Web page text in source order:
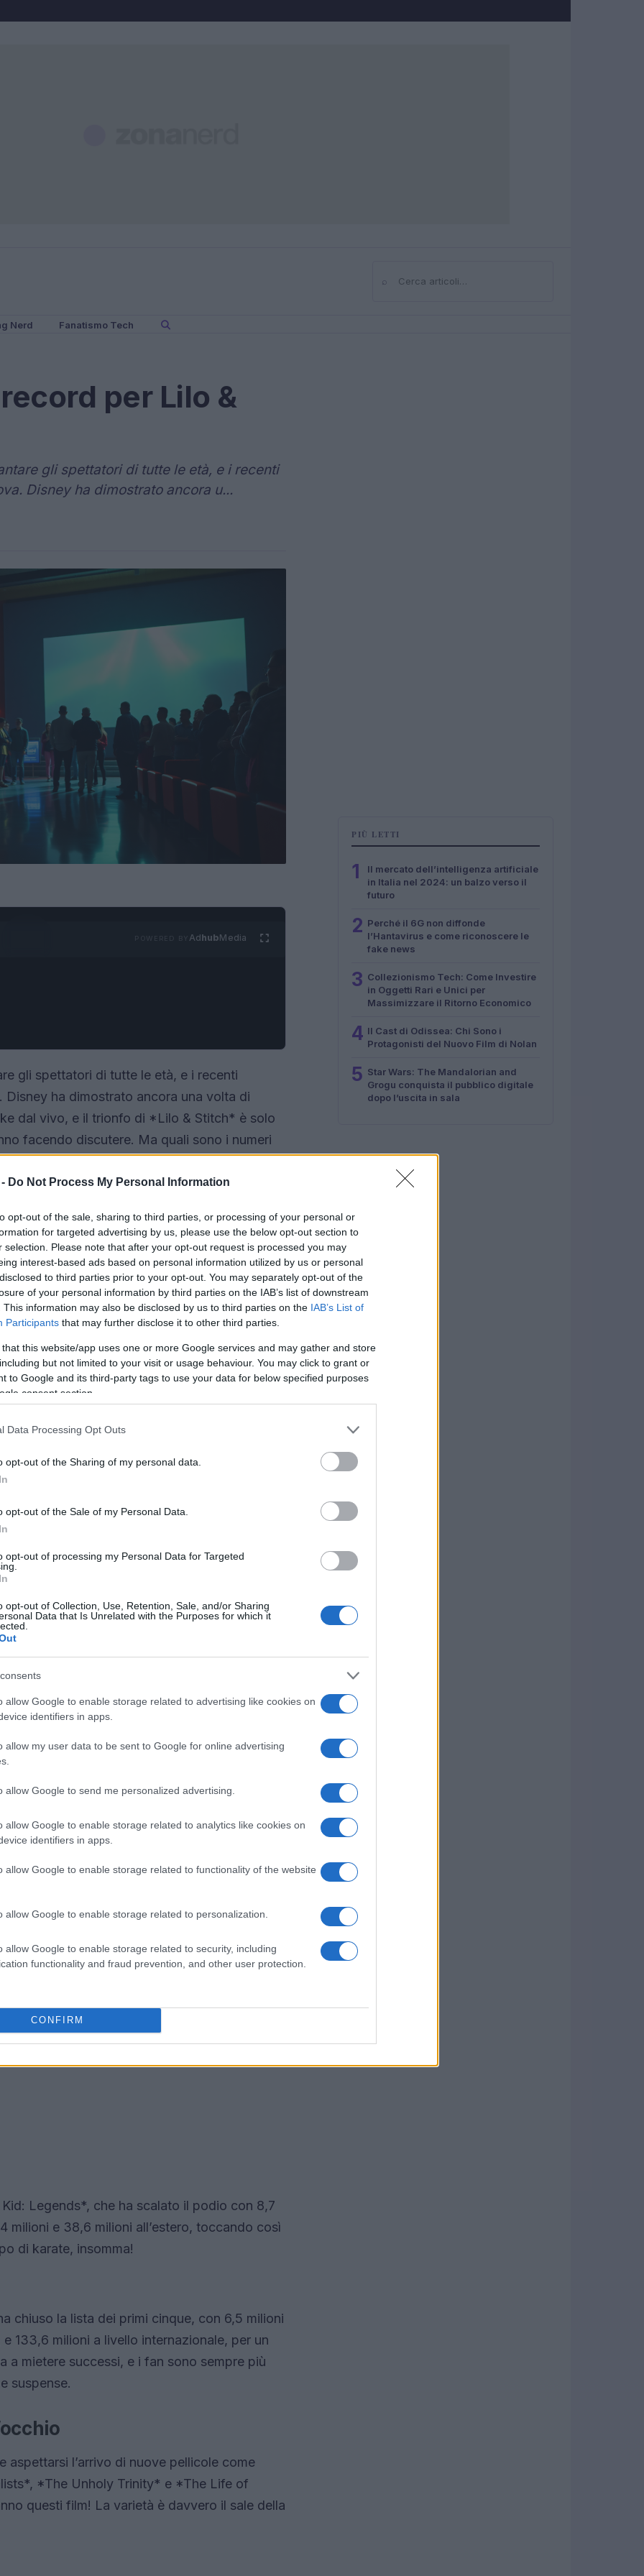
Do Not Process My Personal Information
opt-out of the sale, sharing to third parties, or processing of your personal or
for targeted advertising by us, please use the below opt-out section to
selection. Please note that after your opt-out request is processed you may
interest-based ads based on personal information utilized by us or personal
to third parties prior to your opt-out. You may separately opt-out of the
of your personal information by third parties on the IAB’s list of downstream
This information may also be disclosed by us to third parties on the IAB’s List of
Participants that may further disclose it to other third parties.
that this website/app uses one or more Google services and may gather and store
but not limited to your visit or usage behaviour. You may click to grant or
to Google and its third-party tags to use your data for below specified purposes
consent section.
Data Processing Opt Outs
opt-out of the Sharing of my personal data.
opt-out of the Sale of my Personal Data.
opt-out of processing my Personal Data for Targeted
opt-out of Collection, Use, Retention, Sale, and/or Sharing
Data that Is Unrelated with the Purposes for which it
allow Google to enable storage related to advertising like cookies on
identifiers in apps.
allow my user data to be sent to Google for online advertising
allow Google to send me personalized advertising.
allow Google to enable storage related to analytics like cookies on
identifiers in apps.
allow Google to enable storage related to functionality of the website
allow Google to enable storage related to personalization.
allow Google to enable storage related to security, including
functionality and fraud prevention, and other user protection.
CONFIRM
⌕Cerca
Nerd Fanatismo Tech
per Lilo &
gli spettatori di tutte le età, e i recenti
Disney ha dimostrato ancora u...
AdhubMedia
gli spettatori di tutte le età, e i recenti
ha dimostrato ancora una volta di
dal vivo, e il trionfo di *Lilo & Stitch* è solo
facendo discutere. Ma quali sono i numeri
insieme i dettagli delle recenti uscite
& Stitch
al botteghino con un incasso di ben 32,5
a un impressionante 335,79 milioni. Ma
film ha incassato ulteriori 436,8 milioni, per un
un risultato strabiliante, che dimostra
nuova vita e attrarre il pubblico moderno.
a brillare. Al secondo posto troviamo
di dollari, e ha raccolto 26 milioni
inizio, che potrebbe far sognare i fan
in corsa
Final Reckoning* ha guadagnato 15
di 149,21 milioni, mentre a livello
portando il totale globale a 450,41 milioni. Gli
possono ritenersi soddisfatti, non credi?
Legends*, che ha scalato il podio con 8,7
milioni e 38,6 milioni all’estero, toccando così
di karate, insomma!
chiuso la lista dei primi cinque, con 6,5 milioni
133,6 milioni a livello internazionale, per un
a mietere successi, e i fan sono sempre più
suspense.
aspettarsi l’arrivo di nuove pellicole come
*The Unholy Trinity* e *The Life of
questi film! La varietà è davvero il sale della
PIÙ LETTI
1
Il mercato dell’intelligenza artificiale
in Italia nel 2024: un balzo verso il
futuro
2 Perché il 6G non diffonde
l’Hantavirus e come riconoscere le
fake news
3 Collezionismo Tech: Come Investire
in Oggetti Rari e Unici per
Massimizzare il Ritorno Economico
4 Il Cast di Odissea: Chi Sono i
Protagonisti del Nuovo Film di Nolan
5 Star Wars: The Mandalorian and
Grogu conquista il pubblico digitale
dopo l’uscita in sala